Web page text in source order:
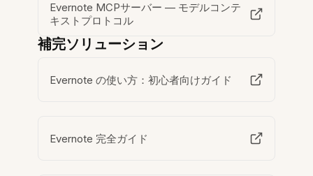
Evernote MCPサーバー — モデルコンテ
キストプロトコル
補完ソリューション
Evernote の使い方：初心者向けガイド
Evernote 完全ガイド